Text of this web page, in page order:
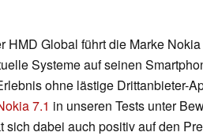
HMD Global führt die Marke
Systeme auf seinen
ohne lästige Drittanbieter-
7.1 in unseren Tests unter
sich dabei auch positiv auf den